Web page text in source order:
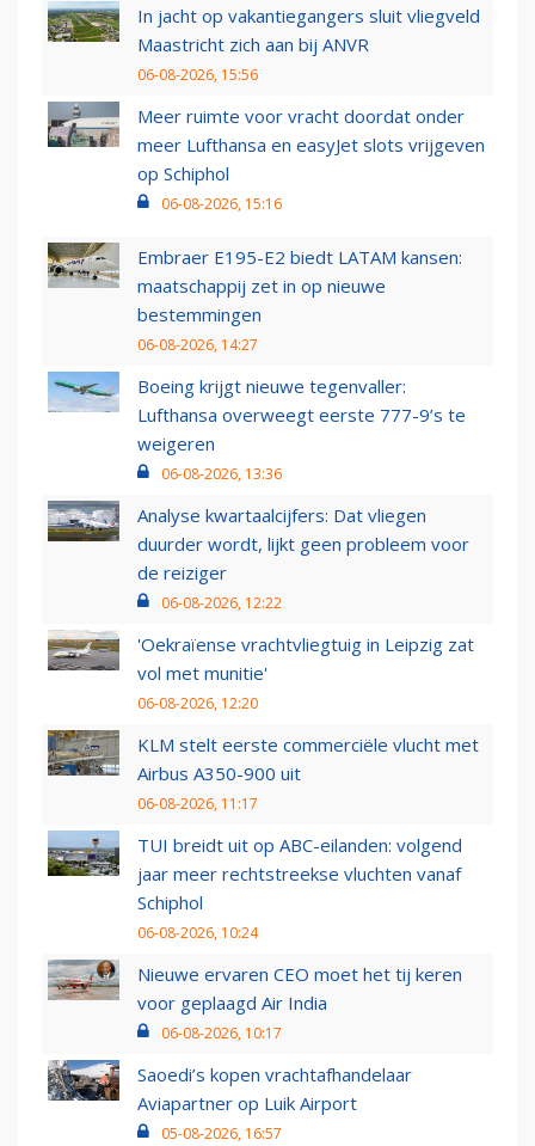
In jacht op vakantiegangers sluit vliegveld
Maastricht zich aan bij ANVR
06-08-2026, 15:56
Meer ruimte voor vracht doordat onder
meer Lufthansa en easyJet slots vrijgeven
op Schiphol
06-08-2026, 15:16
Embraer E195-E2 biedt LATAM kansen:
maatschappij zet in op nieuwe
bestemmingen
06-08-2026, 14:27
Boeing krijgt nieuwe tegenvaller:
Lufthansa overweegt eerste 777-9’s te
weigeren
06-08-2026, 13:36
Analyse kwartaalcijfers: Dat vliegen
duurder wordt, lijkt geen probleem voor
de reiziger
06-08-2026, 12:22
'Oekraïense vrachtvliegtuig in Leipzig zat
vol met munitie'
06-08-2026, 12:20
KLM stelt eerste commerciële vlucht met
Airbus A350-900 uit
06-08-2026, 11:17
TUI breidt uit op ABC-eilanden: volgend
jaar meer rechtstreekse vluchten vanaf
Schiphol
06-08-2026, 10:24
Nieuwe ervaren CEO moet het tij keren
voor geplaagd Air India
06-08-2026, 10:17
Saoedi’s kopen vrachtafhandelaar
Aviapartner op Luik Airport
05-08-2026, 16:57